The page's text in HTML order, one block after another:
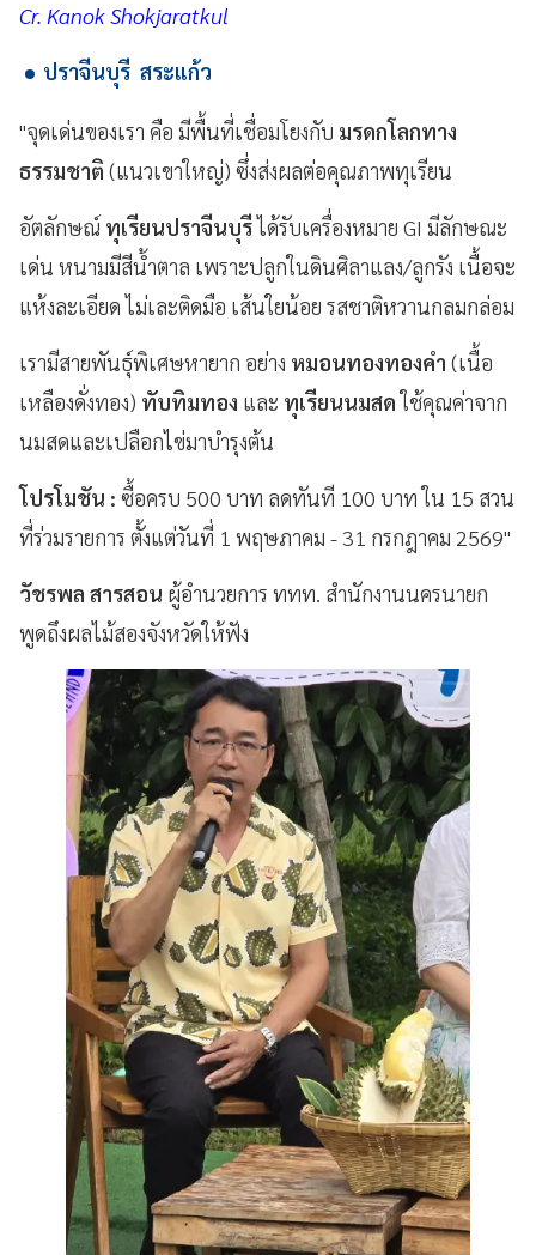
Cr. Kanok Shokjaratkul
ปราจีนบุรี สระแก้ว
"จุดเด่นของเรา คือ มีพื้นที่เชื่อมโยงกับ มรดกโลกทาง
ธรรมชาติ (แนวเขาใหญ่) ซึ่งส่งผลต่อคุณภาพทุเรียน
อัตลักษณ์ ทุเรียนปราจีนบุรีได้รับเครื่องหมาย GI มีลักษณะ
เด่น หนามมีสีน้ำตาล เพราะปลูกในดินศิลาแลง/ลูกรัง เนื้อจะ
แห้งละเอียด ไม่เละติดมือ เส้นใยน้อย รสชาติหวานกลมกล่อม
เรามีสายพันธุ์พิเศษหายาก อย่าง หมอนทองทองคำ (เนื้อ
เหลืองดั่งทอง) ทับทิมทอง และ ทุเรียนนมสดใช้คุณค่าจาก
นมสดและเปลือกไข่มาบำรุงต้น
โปรโมชัน : ซื้อครบ 500 บาท ลดทันที 100 บาท ใน 15 สวน
ที่ร่วมรายการ ตั้งแต่วันที่ 1 พฤษภาคม - 31 กรกฎาคม 2569"
วัชรพล สารสอน ผู้อำนวยการ ททท. สำนักงานนครนายก
พูดถึงผลไม้สองจังหวัดให้ฟัง